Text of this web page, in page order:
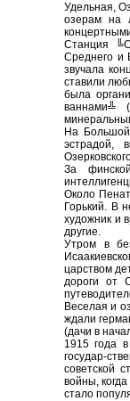
Удельная,
озерам на
Станция
Среднего и
звучала
ставили
была
ваннами╩
На
эстрадой,
За
Около
Горький. В
художник и
другие.
Утром в
царством
дороги от
Веселая и
ждали
(дачи в
1915 года
государ-
советской
войны,
стало